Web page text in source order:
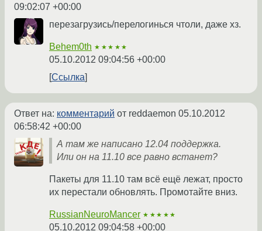
09:02:07 +00:00
перезагрузись/перелогинься чтоли, даже хз.
Behem0th ★★★★★
05.10.2012 09:04:56 +00:00
Ссылка
Ответ на: комментарий от reddaemon 05.10.2012
06:58:42 +00:00
А там же написано 12.04 поддержка.
Или он на 11.10 все равно встанет?
Пакеты для 11.10 там всё ещё лежат, просто
их перестали обновлять. Промотайте вниз.
RussianNeuroMancer ★★★★★
05.10.2012 09:04:58 +00:00